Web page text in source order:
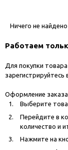
Ничего не найдено
Работаем
Для покупки
зарегистрируйтесь
Оформление
Выберите
Перейдите в
количество и
Нажмите на